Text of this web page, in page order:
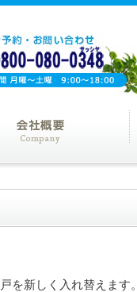
を新しく入れ替えます。